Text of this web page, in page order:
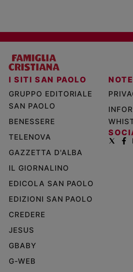
I SITI SAN PAOLO
GRUPPO EDITORIALE
SAN PAOLO
BENESSERE
TELENOVA
GAZZETTA D'ALBA
IL GIORNALINO
EDICOLA SAN PAOLO
EDIZIONI SAN PAOLO
CREDERE
JESUS
GBABY
G-WEB